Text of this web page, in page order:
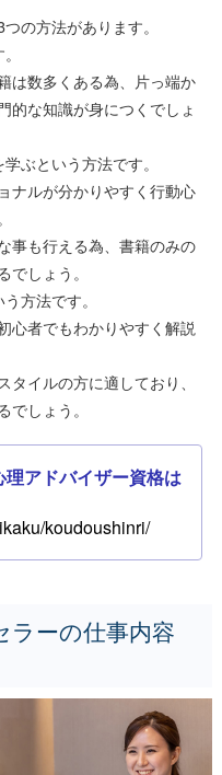
の方法があります。
は数多くある為、片っ端か
的な知識が身につくでしょ
ぶという方法です。
ナルが分かりやすく行動心
事も行える為、書籍のみの
しょう。
方法です。
心者でもわかりやすく解説
イルの方に適しており、
しょう。
アドバイザー資格は
koudoushinri/
ラーの仕事内容